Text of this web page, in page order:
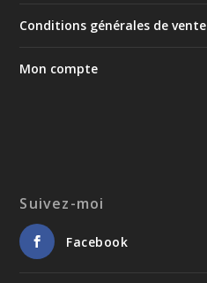
Conditions générales de vente
Mon compte
Suivez-moi
Facebook